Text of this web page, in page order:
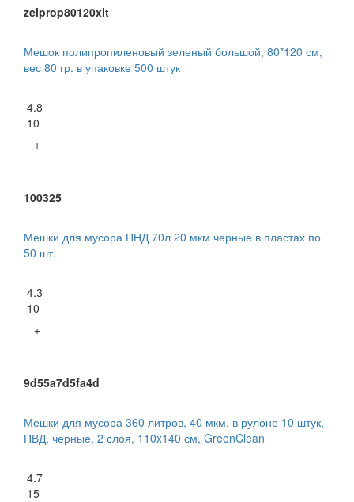
zelprop80120xit
Мешок полипропиленовый зеленый большой, 80*120 см,
вес 80 гр. в упаковке 500 штук
4.8
10
+
100325
Мешки для мусора ПНД 70л 20 мкм черные в пластах по
50 шт.
4.3
10
+
9d55a7d5fa4d
Мешки для мусора 360 литров, 40 мкм, в рулоне 10 штук,
ПВД, черные, 2 слоя, 110x140 см, GreenClean
4.7
15